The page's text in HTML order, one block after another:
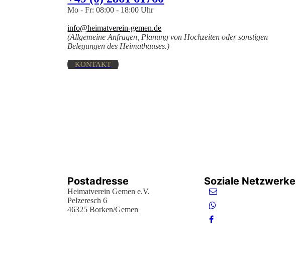
Mo - Fr: 08:00 - 18:00 Uhr
info@heimatverein-gemen.de
(Allgemeine Anfragen, Planung von Hochzeiten oder sonstigen
Belegungen des Heimathauses.)
KONTAKT
Postadresse
Heimatverein Gemen e.V.
Pelzeresch 6
46325 Borken/Gemen
Soziale Netzwerke